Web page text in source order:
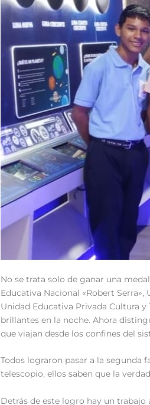
No se trata solo de ganar una
Educativa Nacional «Robert
Unidad Educativa Privada Cultura
brillantes en la noche. Ahora
que viajan desde los confines del
Todos lograron pasar a la segunda
telescopio, ellos saben que la
Detrás de este logro hay un